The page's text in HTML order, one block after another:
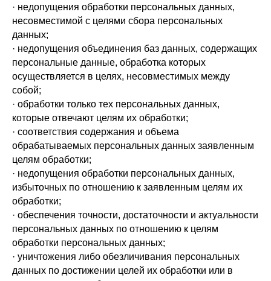
· недопущения обработки персональных данных,
несовместимой с целями сбора персональных
данных;
· недопущения объединения баз данных, содержащих
персональные данные, обработка которых
осуществляется в целях, несовместимых между
собой;
· обработки только тех персональных данных,
которые отвечают целям их обработки;
· соответствия содержания и объема
обрабатываемых персональных данных заявленным
целям обработки;
· недопущения обработки персональных данных,
избыточных по отношению к заявленным целям их
обработки;
· обеспечения точности, достаточности и актуальности
персональных данных по отношению к целям
обработки персональных данных;
· уничтожения либо обезличивания персональных
данных по достижении целей их обработки или в